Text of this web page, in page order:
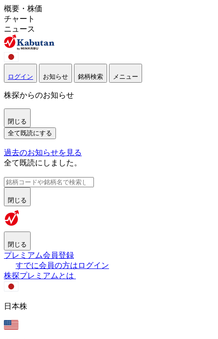
概要・株価
チャート
ニュース
ログイン お知らせ 銘柄検索 メニュー
株探からのお知らせ
閉じる
全て既読にする
過去のお知らせを見る
全て既読にしました。
閉じる
閉じる
プレミアム会員登録
すでに会員の方はログイン
株探プレミアムとは
日本株